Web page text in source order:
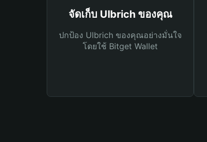
จัดเก็บ Ulbrich ของคุณ
ปกป้อง Ulbrich ของคุณอย่างมั่นใจ
โดยใช้ Bitget Wallet